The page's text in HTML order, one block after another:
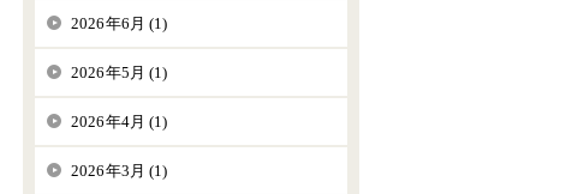
2026年6月 (1)
2026年5月 (1)
2026年4月 (1)
2026年3月 (1)